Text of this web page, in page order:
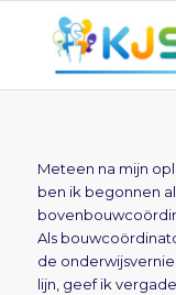
Meteen na mijn
ben ik begonnen
Als
de
lijn, geef ik